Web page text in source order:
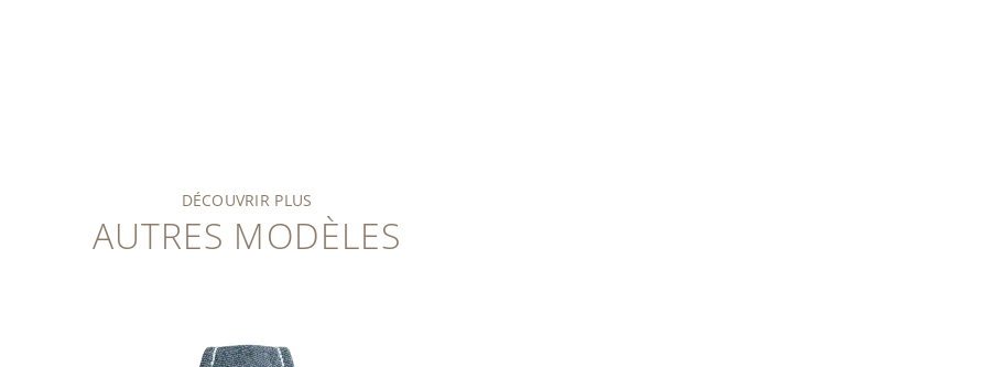
DÉCOUVRIR PLUS
AUTRES MODÈLES